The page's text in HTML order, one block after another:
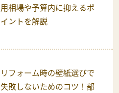
用相場や予算内に抑えるポ
イントを解説
リフォーム時の壁紙選びで
失敗しないためのコツ！部